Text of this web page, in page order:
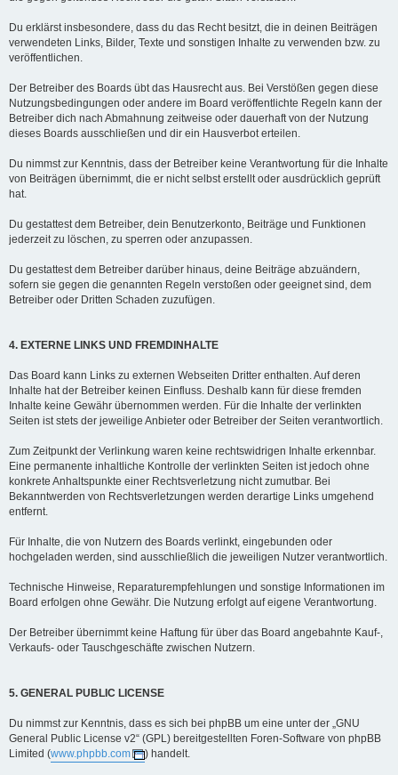
Du erklärst insbesondere, dass du das Recht besitzt, die in deinen Beiträgen
verwendeten Links, Bilder, Texte und sonstigen Inhalte zu verwenden bzw. zu
veröffentlichen.
Der Betreiber des Boards übt das Hausrecht aus. Bei Verstößen gegen diese
Nutzungsbedingungen oder andere im Board veröffentlichte Regeln kann der
Betreiber dich nach Abmahnung zeitweise oder dauerhaft von der Nutzung
dieses Boards ausschließen und dir ein Hausverbot erteilen.
Du nimmst zur Kenntnis, dass der Betreiber keine Verantwortung für die Inhalte
von Beiträgen übernimmt, die er nicht selbst erstellt oder ausdrücklich geprüft
hat.
Du gestattest dem Betreiber, dein Benutzerkonto, Beiträge und Funktionen
jederzeit zu löschen, zu sperren oder anzupassen.
Du gestattest dem Betreiber darüber hinaus, deine Beiträge abzuändern,
sofern sie gegen die genannten Regeln verstoßen oder geeignet sind, dem
Betreiber oder Dritten Schaden zuzufügen.
4. EXTERNE LINKS UND FREMDINHALTE
Das Board kann Links zu externen Webseiten Dritter enthalten. Auf deren
Inhalte hat der Betreiber keinen Einfluss. Deshalb kann für diese fremden
Inhalte keine Gewähr übernommen werden. Für die Inhalte der verlinkten
Seiten ist stets der jeweilige Anbieter oder Betreiber der Seiten verantwortlich.
Zum Zeitpunkt der Verlinkung waren keine rechtswidrigen Inhalte erkennbar.
Eine permanente inhaltliche Kontrolle der verlinkten Seiten ist jedoch ohne
konkrete Anhaltspunkte einer Rechtsverletzung nicht zumutbar. Bei
Bekanntwerden von Rechtsverletzungen werden derartige Links umgehend
entfernt.
Für Inhalte, die von Nutzern des Boards verlinkt, eingebunden oder
hochgeladen werden, sind ausschließlich die jeweiligen Nutzer verantwortlich.
Technische Hinweise, Reparaturempfehlungen und sonstige Informationen im
Board erfolgen ohne Gewähr. Die Nutzung erfolgt auf eigene Verantwortung.
Der Betreiber übernimmt keine Haftung für über das Board angebahnte Kauf-,
Verkaufs- oder Tauschgeschäfte zwischen Nutzern.
5. GENERAL PUBLIC LICENSE
Du nimmst zur Kenntnis, dass es sich bei phpBB um eine unter der „GNU
General Public License v2“ (GPL) bereitgestellten Foren-Software von phpBB
Limited (www.phpbb.com ) handelt.